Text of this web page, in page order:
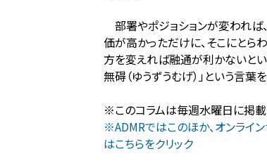
部署やポジョションが変われば
価が高かっただけに、そこにとら
方を変えれば融通が利かないとい
無碍（ゆうずうむげ）」という言葉
※このコラムは毎週水曜日に掲載
※ADMRではこのほか、オンライ
はこちらをクリック